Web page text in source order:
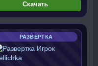
Скачать
РАЗВЕРТКА